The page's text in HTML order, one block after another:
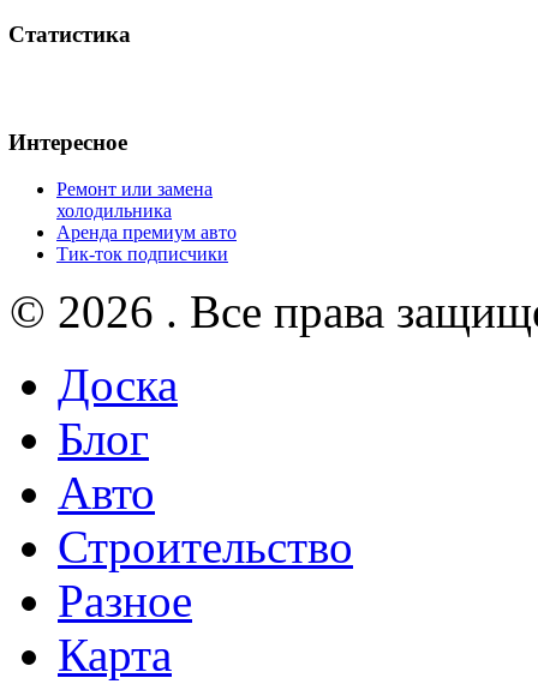
Статистика
Интересное
Ремонт или замена
холодильника
Аренда премиум авто
Тик-ток подписчики
© 2026 . Все права
Доска
Блог
Авто
Строительство
Разное
Карта